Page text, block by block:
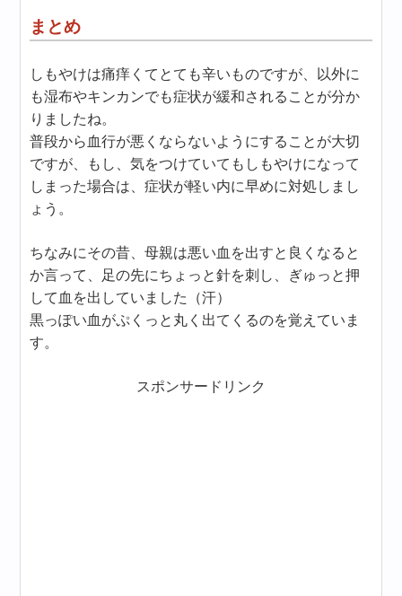
まとめ
しもやけは痛痒くてとても辛いものですが、以外に
も湿布やキンカンでも症状が緩和されることが分か
りましたね。
普段から血行が悪くならないようにすることが大切
ですが、もし、気をつけていてもしもやけになって
しまった場合は、症状が軽い内に早めに対処しまし
ょう。
ちなみにその昔、母親は悪い血を出すと良くなると
か言って、足の先にちょっと針を刺し、ぎゅっと押
して血を出していました（汗）
黒っぽい血がぷくっと丸く出てくるのを覚えていま
す。
スポンサードリンク